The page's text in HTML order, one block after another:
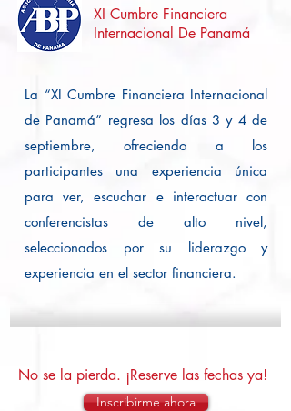
La “XI Cumbre Financiera Internacional
de Panamá” regresa los días 3 y 4 de
septiembre, ofreciendo a los
participantes una experiencia única
para ver, escuchar e interactuar con
conferencistas de alto nivel,
seleccionados por su liderazgo y
experiencia en el sector financiera.
XI Cumbre Financiera
Internacional De Panamá
No se la pierda. ¡Reserve las fechas ya!
Inscribirme ahora